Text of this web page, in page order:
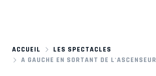
ACCUEIL
LES SPECTACLES
A GAUCHE EN SORTANT DE L'ASCENSEUR